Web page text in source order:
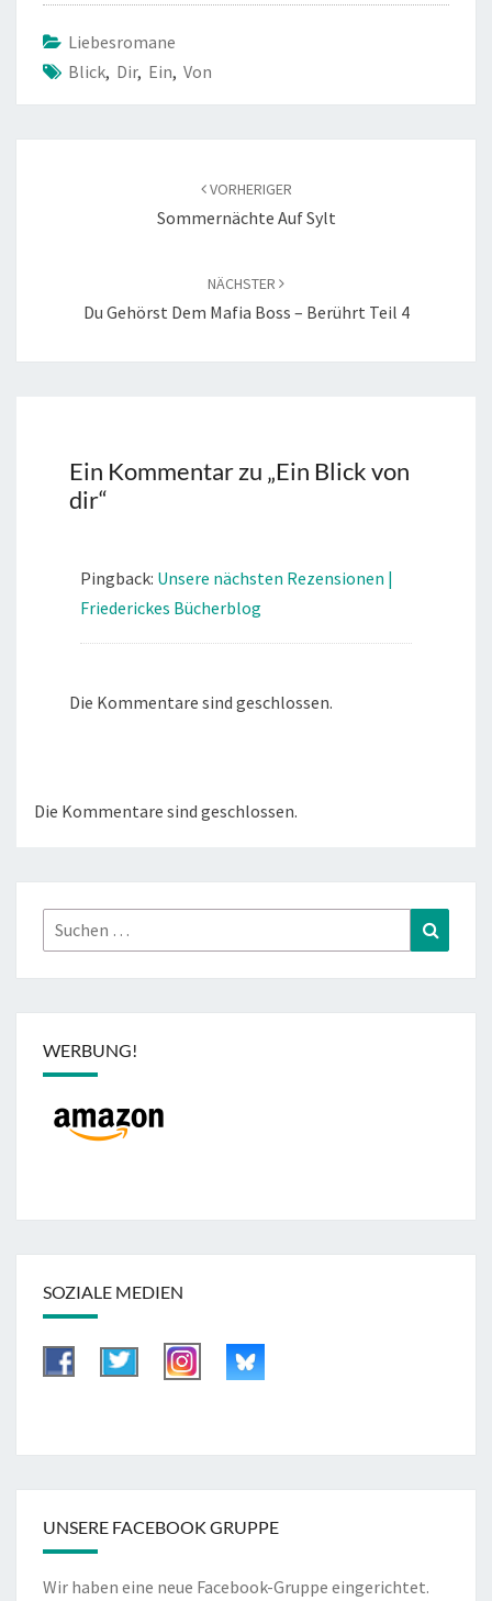
Liebesromane
Blick, Dir, Ein, Von
VORHERIGER
Sommernächte Auf Sylt
NÄCHSTER
Du Gehörst Dem Mafia Boss – Berührt Teil 4
Ein Kommentar zu „Ein Blick von
dir“
Pingback: Unsere nächsten Rezensionen |
Friederickes Bücherblog
Die Kommentare sind geschlossen.
Die Kommentare sind geschlossen.
Suchen
nach:
WERBUNG!
SOZIALE MEDIEN
UNSERE FACEBOOK GRUPPE
Wir haben eine neue Facebook-Gruppe eingerichtet.